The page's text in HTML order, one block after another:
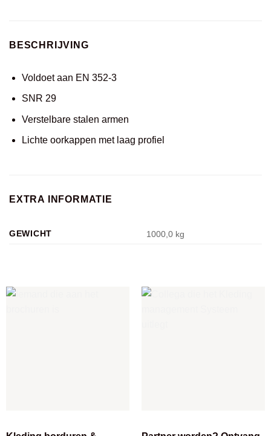
BESCHRIJVING
Voldoet aan EN 352-3
SNR 29
Verstelbare stalen armen
Lichte oorkappen met laag profiel
EXTRA INFORMATIE
GEWICHT 1000,0 kg